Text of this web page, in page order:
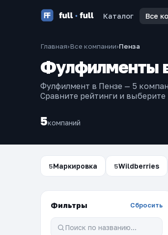
Каталог Все
Главная›Все компании›Пенза
Фулфилменты
Фулфилмент в Пензе — 5
Сравните рейтинги и
5компаний
5Маркировка 5Wildberries
Фильтры Сбросить